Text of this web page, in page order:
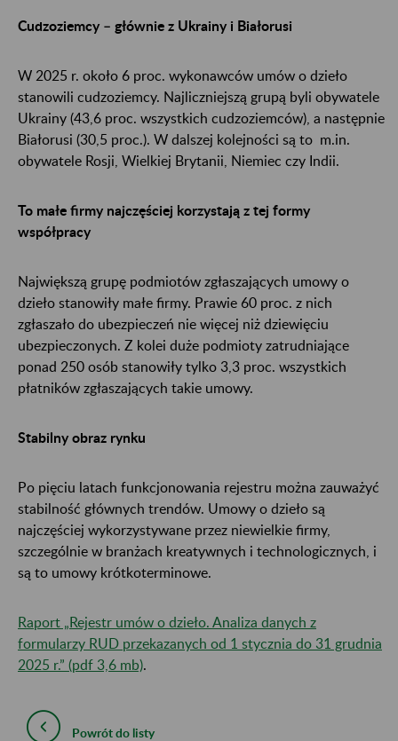
Cudzoziemcy – głównie z Ukrainy i Białorusi
W 2025 r. około 6 proc. wykonawców umów o dzieło
stanowili cudzoziemcy. Najliczniejszą grupą byli obywatele
Ukrainy (43,6 proc. wszystkich cudzoziemców), a następnie
Białorusi (30,5 proc.). W dalszej kolejności są to m.in.
obywatele Rosji, Wielkiej Brytanii, Niemiec czy Indii.
To małe firmy najczęściej korzystają z tej formy
współpracy
Największą grupę podmiotów zgłaszających umowy o
dzieło stanowiły małe firmy. Prawie 60 proc. z nich
zgłaszało do ubezpieczeń nie więcej niż dziewięciu
ubezpieczonych. Z kolei duże podmioty zatrudniające
ponad 250 osób stanowiły tylko 3,3 proc. wszystkich
płatników zgłaszających takie umowy.
Stabilny obraz rynku
Po pięciu latach funkcjonowania rejestru można zauważyć
stabilność głównych trendów. Umowy o dzieło są
najczęściej wykorzystywane przez niewielkie firmy,
szczególnie w branżach kreatywnych i technologicznych, i
są to umowy krótkoterminowe.
Raport „Rejestr umów o dzieło. Analiza danych z
formularzy RUD przekazanych od 1 stycznia do 31 grudnia
2025 r.” (pdf 3,6 mb).
Powrót do listy